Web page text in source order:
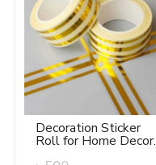
Decoration Sticker
Roll for Home Decor.